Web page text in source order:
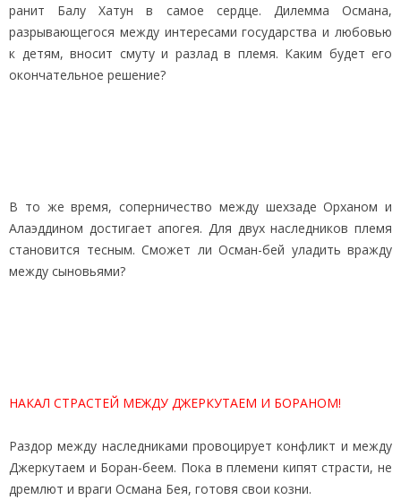
ранит Балу Хатун в самое сердце. Дилемма Османа,
разрывающегося между интересами государства и любовью
к детям, вносит смуту и разлад в племя. Каким будет его
окончательное решение?
В то же время, соперничество между шехзаде Орханом и
Алаэддином достигает апогея. Для двух наследников племя
становится тесным. Сможет ли Осман-бей уладить вражду
между сыновьями?
НАКАЛ СТРАСТЕЙ МЕЖДУ ДЖЕРКУТАЕМ И БОРАНОМ!
Раздор между наследниками провоцирует конфликт и между
Джеркутаем и Боран-беем. Пока в племени кипят страсти, не
дремлют и враги Османа Бея, готовя свои козни.